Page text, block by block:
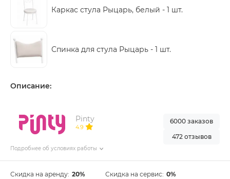
Каркас стула Рыцарь, белый - 1 шт.
Спинка для стула Рыцарь - 1 шт.
Описание:
Pinty
4.9
Подробнее об условиях работы
6000 заказов
472 отзывов
Скидка на аренду: 20% Скидка на сервис: 0%